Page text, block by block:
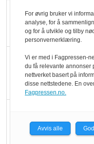
i
For øvrig bruker vi
analyse, for å
og for å utvikle og tilby
personvernerklæring.
Vi er med i Fagpressen-
du få relevante annonser
nettverket basert på
disse nettstedene. En
Fagpressen.no.
Avvis alle